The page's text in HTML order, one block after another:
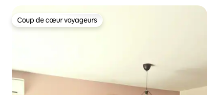
Coup de cœur voyageurs
Coup de cœur voyageurs